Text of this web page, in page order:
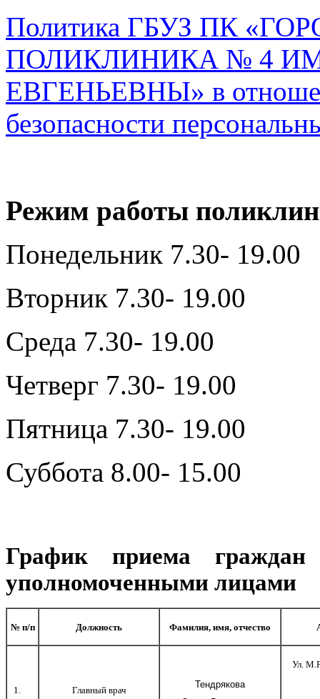
Политика ГБУЗ ПК
ПОЛИКЛИНИКА № 4
ЕВГЕНЬЕВНЫ» в
безопасности
Режим работы
Понедельник 7.30- 19.00
Вторник 7.30- 19.00
Среда 7.30- 19.00
Четверг 7.30- 19.00
Пятница 7.30- 19.00
Суббота 8.00- 15.00
График приема
уполномоченными лицами
№ п/п Должность Фамилия, имя, отчество
1. Главный врач
Тендрякова
Ул.